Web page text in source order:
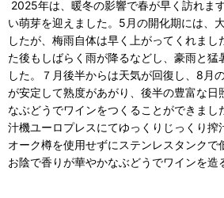
2025年は、暖冬の影響で春が早く訪れま
い萌芽を迎えました。5月の開化期には、
したが、梅雨自体は早く上がってくれまし
た後もしばらく雨が降るなどし、豪雨と猛
した。７月後半からは天気が回復し、8月
が安定して熟度があがり、後半の豊富な日
なぶどうでワインをつくることができまし
汁機ユーロプレスにてゆっくりじっくり搾
オーク樽を使用せずにステンレスタンクで
お陰で香りが華やかなぶどうでワインを造